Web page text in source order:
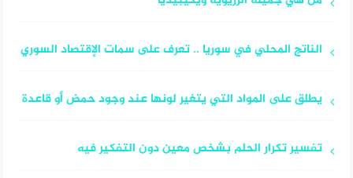
الناتج المحلي في سوريا .. تعرف على سمات الإقتصاد السوري
يطلق على المواد التي يتغير لونها عند وجود حمض أو قاعدة
تفسير تكرار الحلم بشخص معين دون التفكير فيه